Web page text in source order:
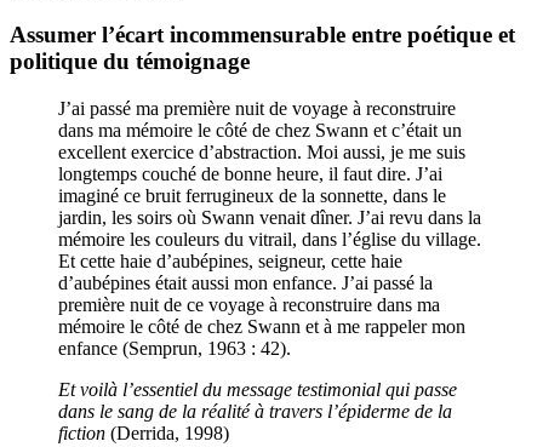
Assumer l’écart incommensurable entre poétique et
J’ai passé ma première nuit de voyage à reconstruire
dans ma mémoire le côté de chez Swann et c’était un
excellent exercice d’abstraction. Moi aussi, je me suis
longtemps couché de bonne heure, il faut dire. J’ai
imaginé ce bruit ferrugineux de la sonnette, dans le
jardin, les soirs où Swann venait dîner. J’ai revu dans la
mémoire les couleurs du vitrail, dans l’église du village.
Et cette haie d’aubépines, seigneur, cette haie
d’aubépines était aussi mon enfance. J’ai passé la
première nuit de ce voyage à reconstruire dans ma
mémoire le côté de chez Swann et à me rappeler mon
Et voilà l’essentiel du message testimonial qui passe
dans le sang de la réalité à travers l’épiderme de la